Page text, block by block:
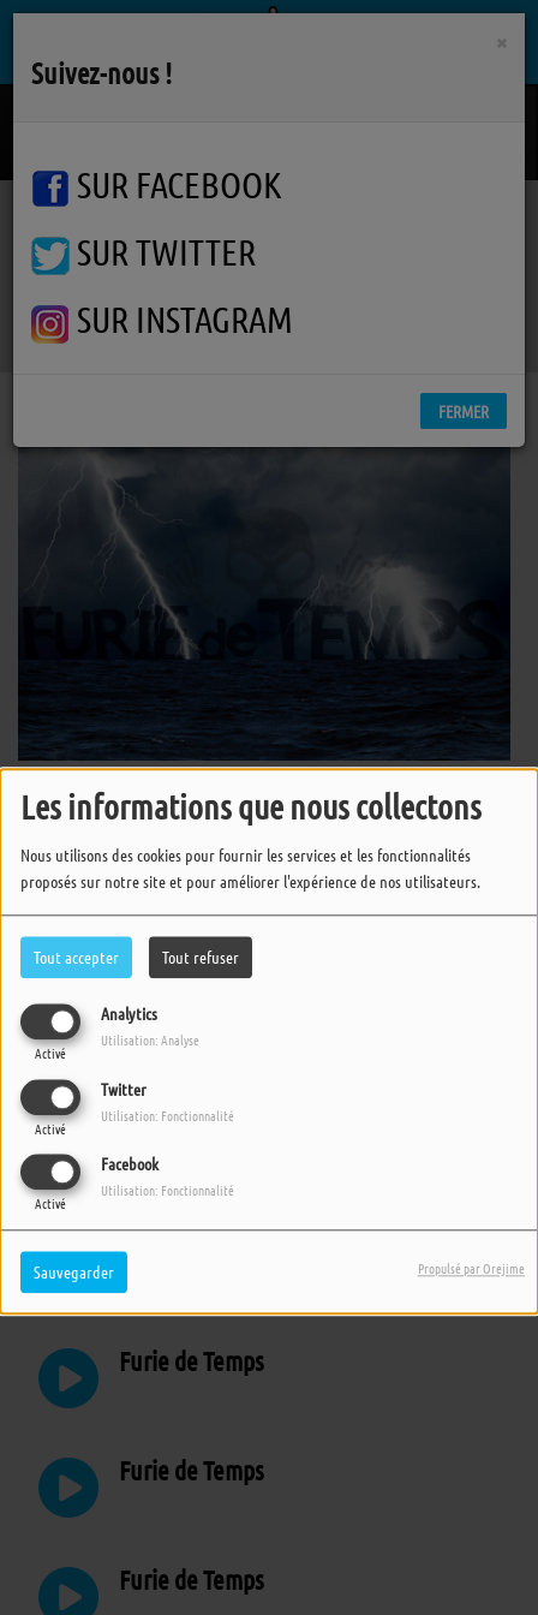
Les informations que nous collectons
Nous utilisons des cookies pour fournir les services et les fonctionnalités
proposés sur notre site et pour améliorer l'expérience de nos utilisateurs.
Tout accepter Tout refuser
Analytics
Activé
Utilisation: Analyse
Twitter
Activé
Utilisation: Fonctionnalité
Facebook
Activé
Utilisation: Fonctionnalité
Sauvegarder Propulsé par Orejime
Podcasts Furie de Temps
Furie de Temps
Furie de Temps
Furie de Temps
Furie de Temps
Furie de Temps
Furie de Temps
Furie de Temps
Furie de Temps
×
Suivez-nous !
SUR FACEBOOK
SUR TWITTER
SUR INSTAGRAM
FERMER